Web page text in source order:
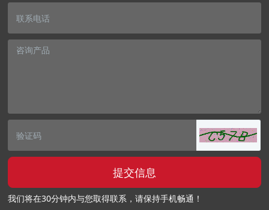
提交信息
我们将在30分钟内与您取得联系，请保持手机畅通！